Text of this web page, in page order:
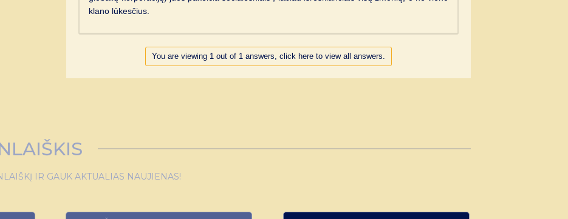
klano lūkesčius.
You are viewing 1 out of 1 answers, click here to view all answers.
IR GAUK AKTUALIAS NAUJIENAS!